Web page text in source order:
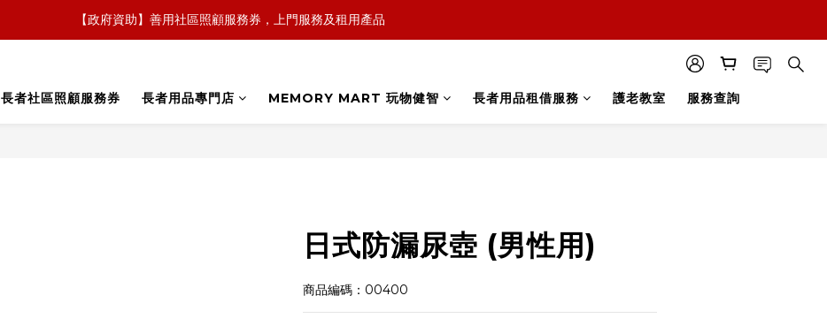
【全新概念】長者護理復康用品，可租可買，彈性選擇
【政府資助】善用社區照顧服務券，上門服務及租用產品
長者社區照顧服務券 長者用品專門店 MEMORY MART 玩物健智 長者用品租借服務 護老教室 服務查詢
日式防漏尿壺 (男性用)
商品編碼：00400